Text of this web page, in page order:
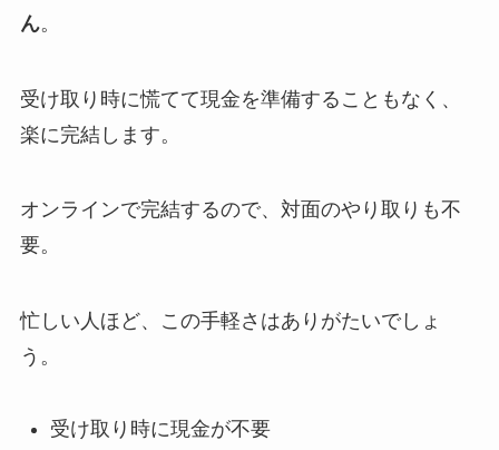
ん。
受け取り時に慌てて現金を準備することもなく、
楽に完結します。
オンラインで完結するので、対面のやり取りも不
要。
忙しい人ほど、この手軽さはありがたいでしょ
う。
受け取り時に現金が不要